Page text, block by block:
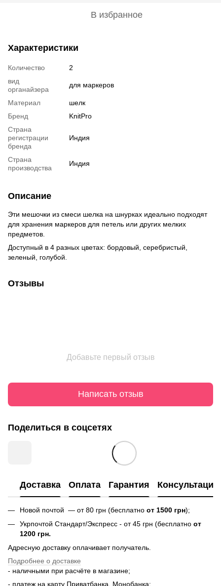
В избранное
Характеристики
Количество
2
вид
органайзера
для маркеров
Материал
шелк
Бренд
KnitPro
Страна
регистрации
бренда
Индия
Страна
производства
Индия
Описание
Эти мешочки из смеси шелка на шнурках идеально подходят
для хранения маркеров для петель или других мелких
предметов.
Доступный в 4 разных цветах: бордовый, серебристый,
зеленый, голубой.
Отзывы
Добавьте первый отзыв
Написать отзыв
Поделиться в соцсетях
Доставка Оплата Гарантия Консультация
Новой почтой — от 80 грн (бесплатно от 1500 грн);
Укрпочтой Стандарт/Экспресс - от 45 грн (бесплатно от
1200 грн.
Адресную доставку оплачивает получатель.
Подробнее о доставке
- наличными при расчёте в магазине;
- платеж на карту Приватбанка, Монобанка;